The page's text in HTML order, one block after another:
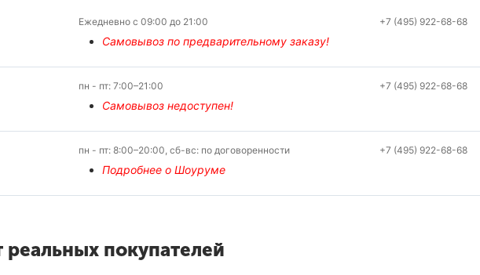
Ежедневно с 09:00 до 21:00
Самовывоз по предварительному заказу!
+7 (495) 922-68-68
пн - пт: 7:00–21:00
Самовывоз недоступен!
+7 (495) 922-68-68
пн - пт: 8:00–20:00, сб-вс: по договоренности
Подробнее о Шоуруме
+7 (495) 922-68-68
реальных покупателей